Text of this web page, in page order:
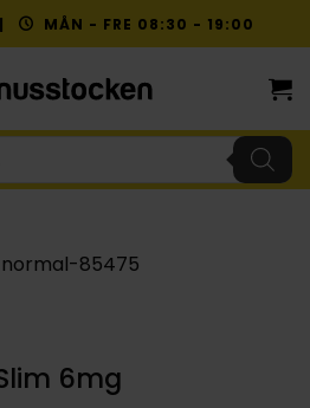
| MÅN - FRE 08:30 - 19:00
6mg